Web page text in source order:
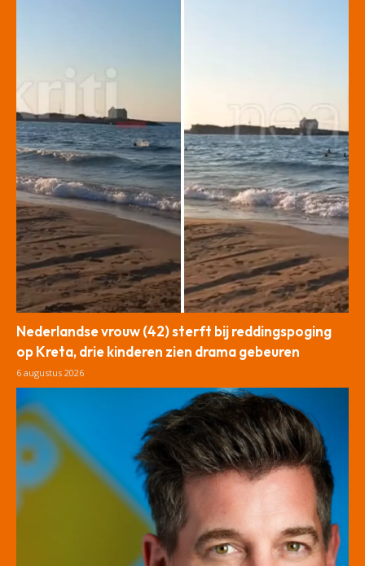
Nederlandse vrouw (42) sterft bij reddingspoging
op Kreta, drie kinderen zien drama gebeuren
6 augustus 2026